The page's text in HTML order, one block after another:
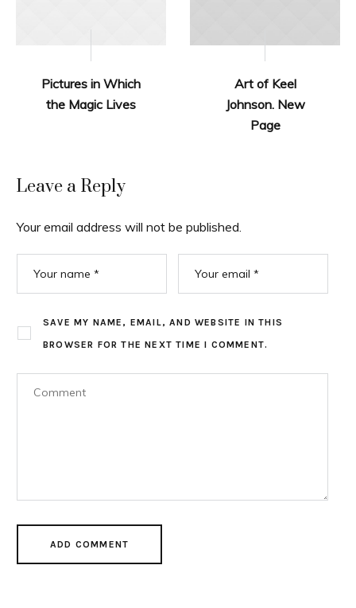
Pictures in Which
the Magic Lives
Art of Keel
Johnson. New
Page
Leave a Reply
Your email address will not be published.
SAVE MY NAME, EMAIL, AND WEBSITE IN THIS
BROWSER FOR THE NEXT TIME I COMMENT.